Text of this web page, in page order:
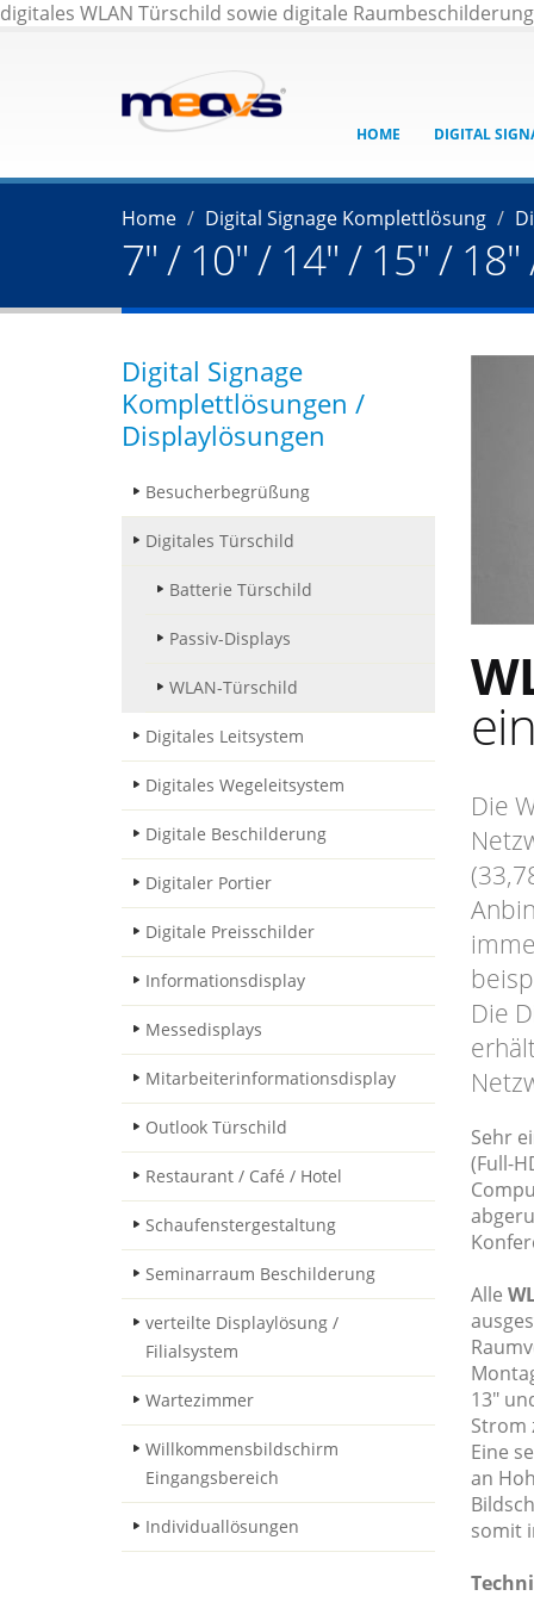
digitales WLAN Türschild sowie digitale
HOME DIGITAL
Home Digital Signage Komplettlösung
7" / 10" / 14" / 15" /
Digital Signage
Komplettlösungen /
Displaylösungen
Besucherbegrüßung
Digitales Türschild
Batterie Türschild
Passiv-Displays
WLAN-Türschild
Digitales Leitsystem
Digitales Wegeleitsystem
Digitale Beschilderung
Digitaler Portier
Digitale Preisschilder
Informationsdisplay
Messedisplays
Mitarbeiterinformationsdisplay
Outlook Türschild
Restaurant / Café / Hotel
Schaufenstergestaltung
Seminarraum Beschilderung
verteilte Displaylösung /
Filialsystem
Wartezimmer
Willkommensbildschirm
Eingangsbereich
Individuallösungen
Die
Die
Sehr
(Full-
Alle
13"
Strom
Eine
an
somit